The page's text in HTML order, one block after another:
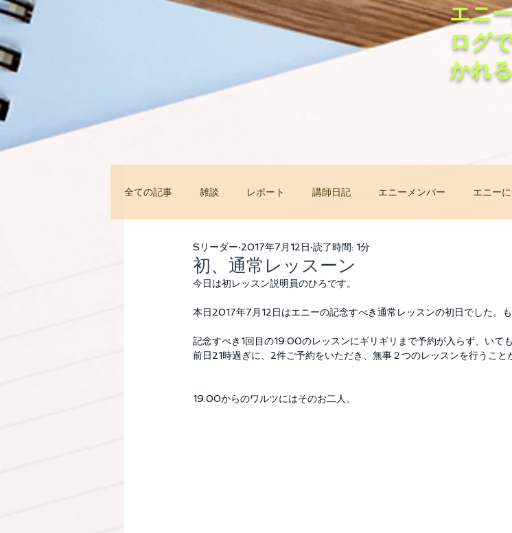
エニ
ログ
かれ
全ての記事 雑談 レポート 講師日記 エニーメンバー エニー
今すぐ始める コミュニティ 非常事態オンラインレッスン
初、通常レッスーン
Sリーダー 2017年7月12日 読了時間: 1分
今日は初レッスン説明員のひろです。
本日2017年7月12日はエニーの記念すべき通常レッスンの初日でした。も
記念すべき1回目の19:00のレッスンにギリギリまで予約が入らず、いて
前日21時過ぎに、2件ご予約をいただき、無事２つのレッスンを行うこと
19:00からのワルツにはそのお二人。